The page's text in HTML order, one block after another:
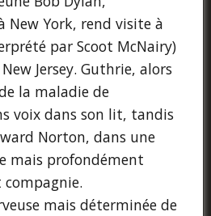
New York, rend visite à
par Scoot McNairy)
Jersey. Guthrie, alors
la maladie de
voix dans son lit, tandis
Norton, dans une
mais profondément
mais déterminée de